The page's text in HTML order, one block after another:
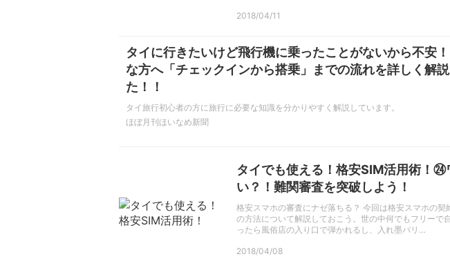
2018/04/11
タイに行きたいけど飛行機に乗ったことがないから不安
な方へ「チェックインから搭乗」までの流れを詳しく解
た！！
タイ旅行初心者の方に旅行に必要な知識を分かりやすく解説しています。
ほぼ月刊ほいなめ新聞
タイでも使える！格安SIM活用術！
い？！難関審査を突破しよう！
格安スマホの審査にナゼ落ちる？ 今回は格安スマホの
の方法について解説しておこう。世の中何でもフリーで
ったら風俗店の入り口で弾かれるし、入れ墨バリ…
2018/04/08